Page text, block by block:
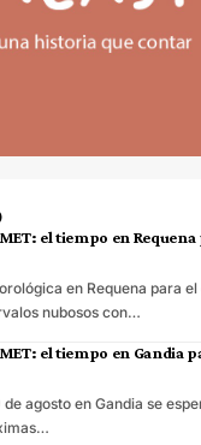
el tiempo en
en Requena para
nubosos con…
el tiempo en Gandia
agosto en Gandia se